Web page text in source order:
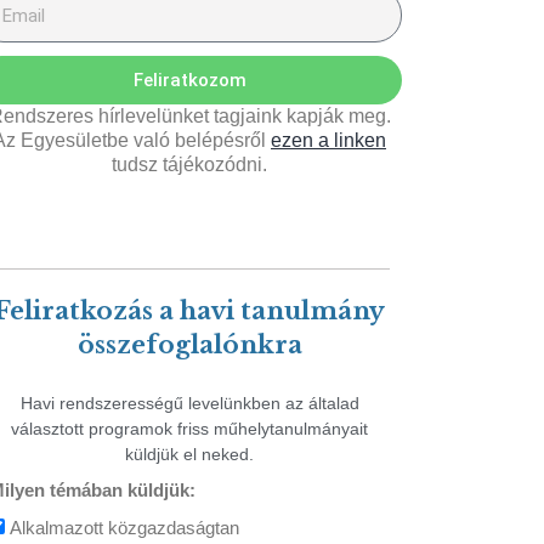
Feliratkozom
hírlevelünket tagjaink kapják meg.
Egyesületbe való belépésről ezen a linken
tudsz tájékozódni.
a havi tanulmány
összefoglalónkra
Havi rendszerességű levelünkben az általad
választott programok friss műhelytanulmányait
küldjük el neked.
témában küldjük:
Alkalmazott közgazdaságtan